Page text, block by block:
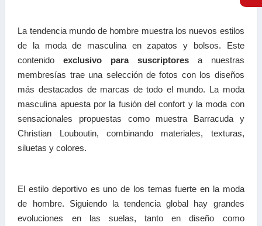
La tendencia mundo de hombre muestra los nuevos estilos
de la moda de masculina en zapatos y bolsos. Este
contenidoexclusivo para suscriptoresa nuestras
membresías trae una selección de fotos con los diseños
más destacados de marcas de todo el mundo. La moda
masculina apuesta por la fusión del confort y la moda con
sensacionales propuestas como muestra Barracuda y
Christian Louboutin, combinando materiales, texturas,
siluetas y colores.
El estilo deportivo es uno de los temas fuerte en la moda
de hombre. Siguiendo la tendencia global hay grandes
evoluciones en las suelas, tanto en diseño como